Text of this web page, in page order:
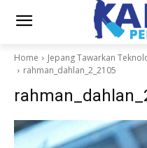
Home
Jepang Tawarkan
rahman_dahlan_2_2105